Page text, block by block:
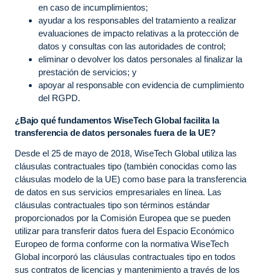
en caso de incumplimientos;
ayudar a los responsables del tratamiento a realizar
evaluaciones de impacto relativas a la protección de
datos y consultas con las autoridades de control;
eliminar o devolver los datos personales al finalizar la
prestación de servicios; y
apoyar al responsable con evidencia de cumplimiento
del RGPD.
¿Bajo qué fundamentos WiseTech Global facilita la
transferencia de datos personales fuera de la UE?
Desde el 25 de mayo de 2018, WiseTech Global utiliza las
cláusulas contractuales tipo (también conocidas como las
cláusulas modelo de la UE) como base para la transferencia
de datos en sus servicios empresariales en línea. Las
cláusulas contractuales tipo son términos estándar
proporcionados por la Comisión Europea que se pueden
utilizar para transferir datos fuera del Espacio Económico
Europeo de forma conforme con la normativa WiseTech
Global incorporó las cláusulas contractuales tipo en todos
sus contratos de licencias y mantenimiento a través de los